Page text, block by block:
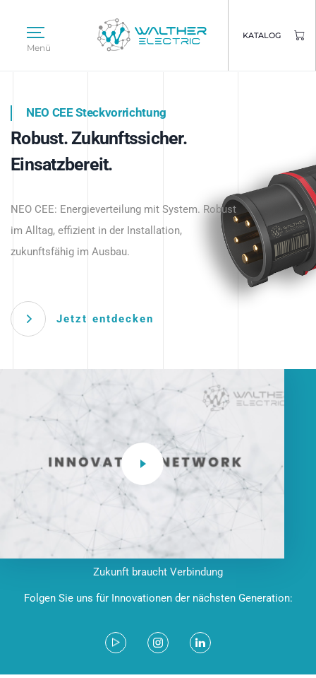
Menü
KATALOG
Intelligente Stromverteilung
beginnt hier.
NEO CEE Steckvorrichtung
Robust. Zukunftssicher.
Einsatzbereit.
NEO CEE: Energieverteilung mit System. Robust
im Alltag, effizient in der Installation,
zukunftsfähig im Ausbau.
Jetzt entdecken
Intelligenz trifft Energie.
Anwendungen – robust, IP-geschützt und
zukunftsfähig.
Zukunft braucht Verbindung
Folgen Sie uns für Innovationen der nächsten Generation: